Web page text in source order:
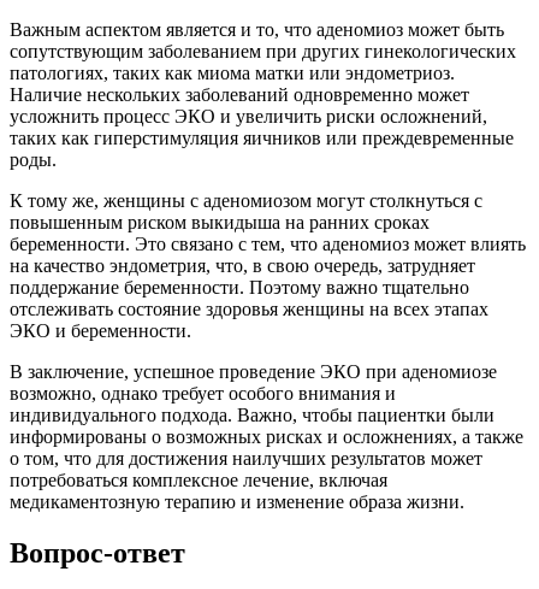
Важным аспектом является и то, что аденомиоз может быть
сопутствующим заболеванием при других гинекологических
патологиях, таких как миома матки или эндометриоз.
Наличие нескольких заболеваний одновременно может
усложнить процесс ЭКО и увеличить риски осложнений,
таких как гиперстимуляция яичников или преждевременные
роды.
К тому же, женщины с аденомиозом могут столкнуться с
повышенным риском выкидыша на ранних сроках
беременности. Это связано с тем, что аденомиоз может влиять
на качество эндометрия, что, в свою очередь, затрудняет
поддержание беременности. Поэтому важно тщательно
отслеживать состояние здоровья женщины на всех этапах
ЭКО и беременности.
В заключение, успешное проведение ЭКО при аденомиозе
возможно, однако требует особого внимания и
индивидуального подхода. Важно, чтобы пациентки были
информированы о возможных рисках и осложнениях, а также
о том, что для достижения наилучших результатов может
потребоваться комплексное лечение, включая
медикаментозную терапию и изменение образа жизни.
Вопрос-ответ